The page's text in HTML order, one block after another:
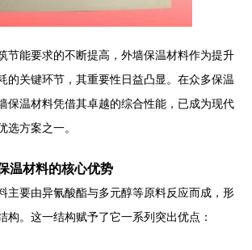
节能要求的不断提高，外墙保温材料作为提升
的关键环节，其重要性日益凸显。在众多保温
保温材料凭借其卓越的综合性能，已成为现代
选方案之一。
温材料的核心优势
主要由异氰酸酯与多元醇等原料反应而成，形
构。这一结构赋予了它一系列突出优点：